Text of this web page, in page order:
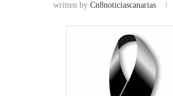
written by Cn8noticiascanarias